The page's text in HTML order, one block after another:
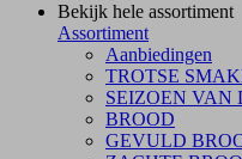
Bekijk hele assortiment
Assortiment
Aanbiedingen
TROTSE
SEIZOEN VAN
BROOD
GEVULD